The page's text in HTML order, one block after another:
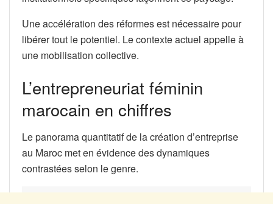
Une accélération des réformes est nécessaire pour
libérer tout le potentiel. Le contexte actuel appelle à
une mobilisation collective.
L’entrepreneuriat féminin
marocain en chiffres
Le panorama quantitatif de la création d’entreprise
au Maroc met en évidence des dynamiques
contrastées selon le genre.